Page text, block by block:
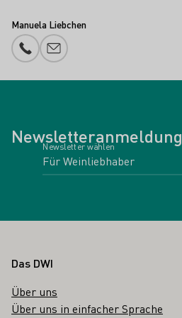
Manuela Liebchen
Telefonnummer
E-Mail-Adresse
Newsletteranmeldung
Newsletter wählen
Fußbereich
Das DWI
Über uns
Über uns in einfacher Sprache